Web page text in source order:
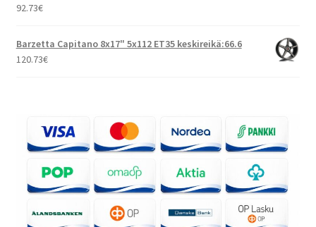
92.73€
Barzetta Capitano 8x17" 5x112 ET35 keskireikä:66.6
120.73€